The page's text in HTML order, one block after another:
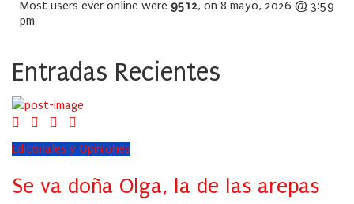
Most users ever online were 9512, on 8 mayo, 2026 @ 3:59
pm
Entradas Recientes
Editoriales y Opiniones
Se va doña Olga, la de las arepas